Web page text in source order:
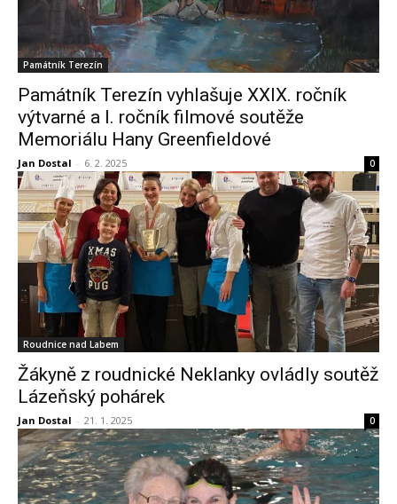
Památník Terezín
Památník Terezín vyhlašuje XXIX. ročník
výtvarné a I. ročník filmové soutěže
Memoriálu Hany Greenfieldové
Jan Dostal - 6. 2. 2025 0
Roudnice nad Labem
Žákyně z roudnické Neklanky ovládly soutěž
Lázeňský pohárek
Jan Dostal - 21. 1. 2025 0